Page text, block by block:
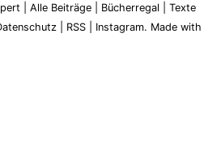
Alle Beiträge Bücherregal
Texte
RSS Instagram. Made with